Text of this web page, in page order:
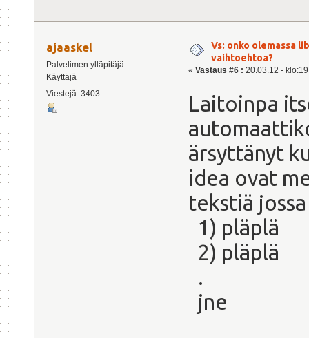
ajaaskel
Palvelimen ylläpitäjä
Käyttäjä
Viestejä: 3403
Vs: onko olemassa
vaihtoehtoa?
« Vastaus #6 : 20.03.12 -
Laitoinpa
ärsyttänyt
idea ovat
tekstiä
1) pläplä
2) pläplä
.
jne